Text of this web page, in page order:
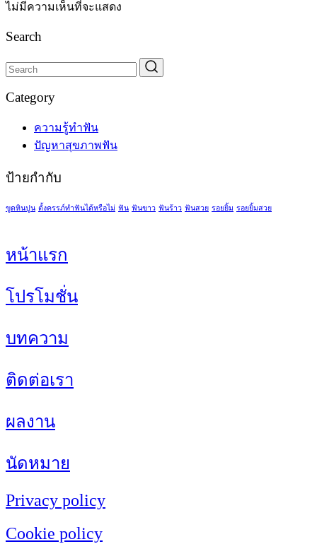
ไม่มีความเห็นที่จะแสดง
Search
Category
ความรู้ทำฟัน
ปัญหาสุขภาพฟัน
ป้ายกำกับ
ขูดหินปูน ตั้งครรภ์ทำฟันได้หรือไม่ ฟัน ฟันขาว ฟันร้าว ฟันสวย รอยยิ้ม รอยยิ้มสวย
หน้าแรก
โปรโมชั่น
บทความ
ติดต่อเรา
ผลงาน
นัดหมาย
Privacy policy
Cookie policy